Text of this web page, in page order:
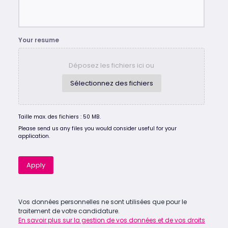
Your resume
Déposez les fichiers ici ou
Sélectionnez des fichiers
Taille max. des fichiers : 50 MB.
Please send us any files you would consider useful for your
application.
Apply
Vos données personnelles ne sont utilisées que pour le
traitement de votre candidature.
En savoir plus sur la gestion de vos données et de vos droits